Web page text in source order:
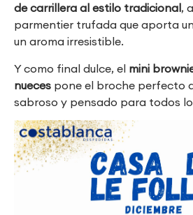
de carrillera al estilo tradicional,
parmentier trufada que aporta
un aroma irresistible.
Y como final dulce, el mini
nueces pone el broche perfecto
sabroso y pensado para todos